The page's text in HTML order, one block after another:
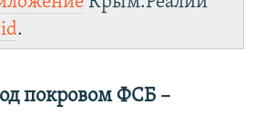
.
покровом ФСБ –